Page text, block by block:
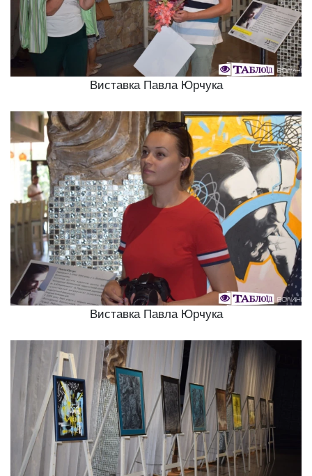
Виставка Павла Юрчука
Виставка Павла Юрчука